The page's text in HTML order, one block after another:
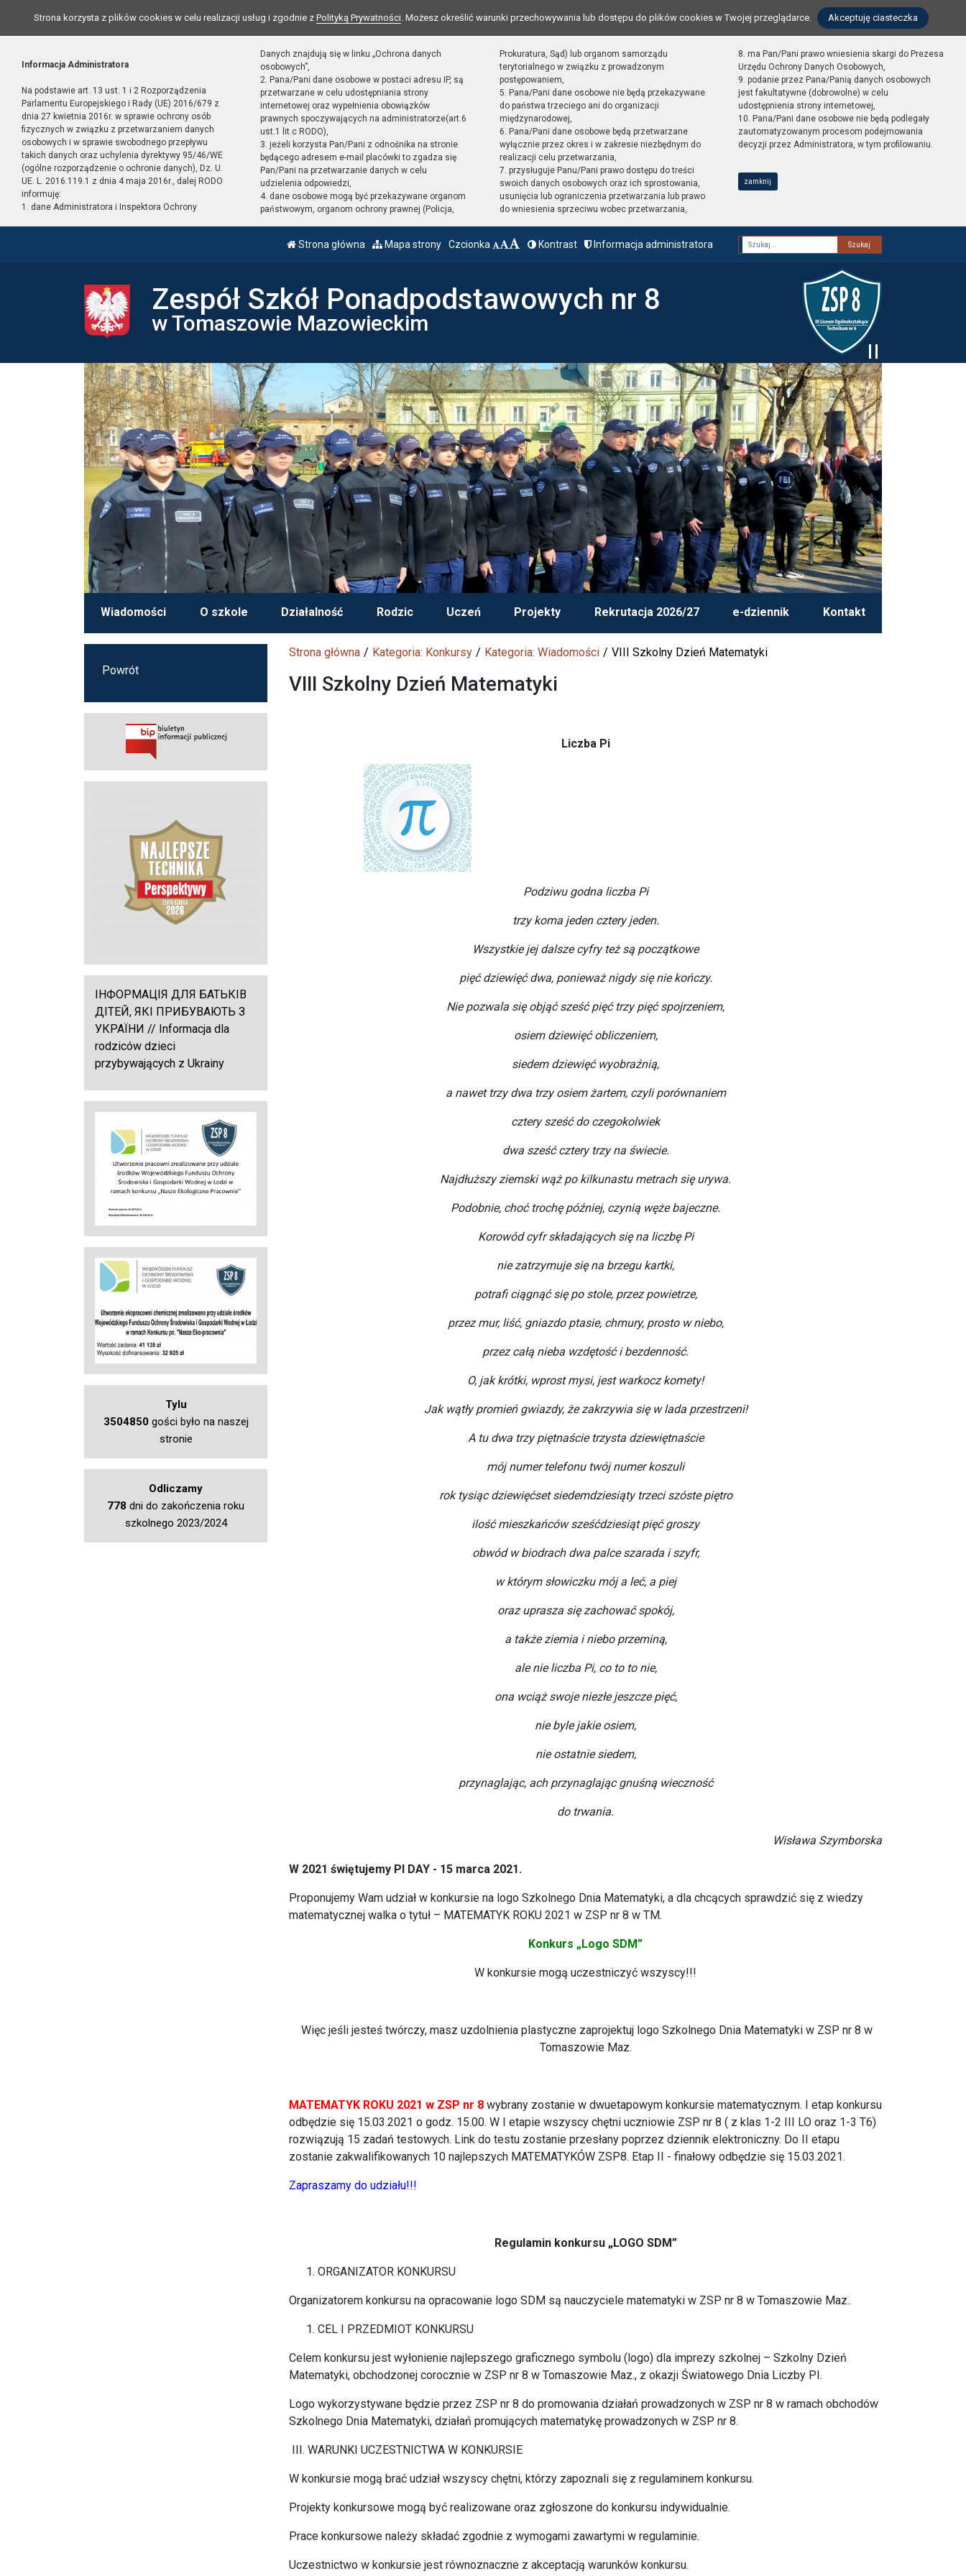
Strona korzysta z plików cookies w celu realizacji usług i zgodnie z Polityką Prywatności. Możesz określić warunki przechowywania lub dostępu do plików cookies w Twojej przeglądarce. Akceptuję ciasteczka
Informacja Administratora
Na podstawie art. 13 ust. 1 i 2 Rozporządzenia
Parlamentu Europejskiego i Rady (UE) 2016/679 z
dnia 27 kwietnia 2016r. w sprawie ochrony osób
fizycznych w związku z przetwarzaniem danych
osobowych i w sprawie swobodnego przepływu
takich danych oraz uchylenia dyrektywy 95/46/WE
(ogólne rozporządzenie o ochronie danych), Dz. U.
UE. L. 2016.119.1 z dnia 4 maja 2016r., dalej RODO
informuję:
1. dane Administratora i Inspektora Ochrony
Danych znajdują się w linku „Ochrona danych
osobowych”,
2. Pana/Pani dane osobowe w postaci adresu IP, są
przetwarzane w celu udostępniania strony
internetowej oraz wypełnienia obowiązków
prawnych spoczywających na administratorze(art.6
ust.1 lit.c RODO),
3. jeżeli korzysta Pan/Pani z odnośnika na stronie
będącego adresem e-mail placówki to zgadza się
Pan/Pani na przetwarzanie danych w celu
udzielenia odpowiedzi,
4. dane osobowe mogą być przekazywane organom
państwowym, organom ochrony prawnej (Policja,
Prokuratura, Sąd) lub organom samorządu
terytorialnego w związku z prowadzonym
postępowaniem,
5. Pana/Pani dane osobowe nie będą przekazywane
do państwa trzeciego ani do organizacji
międzynarodowej,
6. Pana/Pani dane osobowe będą przetwarzane
wyłącznie przez okres i w zakresie niezbędnym do
realizacji celu przetwarzania,
7. przysługuje Panu/Pani prawo dostępu do treści
swoich danych osobowych oraz ich sprostowania,
usunięcia lub ograniczenia przetwarzania lub prawo
do wniesienia sprzeciwu wobec przetwarzania,
8. ma Pan/Pani prawo wniesienia skargi do Prezesa
Urzędu Ochrony Danych Osobowych,
9. podanie przez Pana/Panią danych osobowych
jest fakultatywne (dobrowolne) w celu
udostępnienia strony internetowej,
10. Pana/Pani dane osobowe nie będą podlegały
zautomatyzowanym procesom podejmowania
decyzji przez Administratora, w tym profilowaniu.
zamknij
Strona główna Mapa strony Czcionka Kontrast Informacja administratora
Fraza
Zespół Szkół Ponadpodstawowych nr 8
w Tomaszowie Mazowieckim
Wiadomości O szkole Działalność Rodzic Uczeń Projekty Rekrutacja 2026/27 e-dziennik Kontakt
Strona główna Kategoria: Konkursy Kategoria: Wiadomości VIII Szkolny Dzień Matematyki
VIII Szkolny Dzień Matematyki
Liczba Pi
Podziwu godna liczba Pi
trzy koma jeden cztery jeden.
Wszystkie jej dalsze cyfry też są początkowe
pięć dziewięć dwa, ponieważ nigdy się nie kończy.
Nie pozwala się objąć sześć pięć trzy pięć spojrzeniem,
osiem dziewięć obliczeniem,
siedem dziewięć wyobraźnią,
a nawet trzy dwa trzy osiem żartem, czyli porównaniem
cztery sześć do czegokolwiek
dwa sześć cztery trzy na świecie.
Najdłuższy ziemski wąż po kilkunastu metrach się urywa.
Podobnie, choć trochę później, czynią węże bajeczne.
Korowód cyfr składających się na liczbę Pi
nie zatrzymuje się na brzegu kartki,
potrafi ciągnąć się po stole, przez powietrze,
przez mur, liść, gniazdo ptasie, chmury, prosto w niebo,
przez całą nieba wzdętość i bezdenność.
O, jak krótki, wprost mysi, jest warkocz komety!
Jak wątły promień gwiazdy, że zakrzywia się w lada przestrzeni!
A tu dwa trzy piętnaście trzysta dziewiętnaście
mój numer telefonu twój numer koszuli
rok tysiąc dziewięćset siedemdziesiąty trzeci szóste piętro
ilość mieszkańców sześćdziesiąt pięć groszy
obwód w biodrach dwa palce szarada i szyfr,
w którym słowiczku mój a leć, a piej
oraz uprasza się zachować spokój,
a także ziemia i niebo przeminą,
ale nie liczba Pi, co to to nie,
ona wciąż swoje niezłe jeszcze pięć,
nie byle jakie osiem,
nie ostatnie siedem,
przynaglając, ach przynaglając gnuśną wieczność
do trwania.
Wisława Szymborska
W 2021 świętujemy PI DAY - 15 marca 2021.
Proponujemy Wam udział w konkursie na logo Szkolnego Dnia Matematyki, a dla chcących sprawdzić się z wiedzy
matematycznej walka o tytuł – MATEMATYK ROKU 2021 w ZSP nr 8 w TM.
Konkurs „Logo SDM”
W konkursie mogą uczestniczyć wszyscy!!!
Więc jeśli jesteś twórczy, masz uzdolnienia plastyczne zaprojektuj logo Szkolnego Dnia Matematyki w ZSP nr 8 w
Tomaszowie Maz.
MATEMATYK ROKU 2021 w ZSP nr 8 wybrany zostanie w dwuetapowym konkursie matematycznym. I etap konkursu
odbędzie się 15.03.2021 o godz. 15.00. W I etapie wszyscy chętni uczniowie ZSP nr 8 ( z klas 1-2 III LO oraz 1-3 T6)
rozwiązują 15 zadań testowych. Link do testu zostanie przesłany poprzez dziennik elektroniczny. Do II etapu
zostanie zakwalifikowanych 10 najlepszych MATEMATYKÓW ZSP8. Etap II - finałowy odbędzie się 15.03.2021.
Zapraszamy do udziału!!!
Regulamin konkursu „LOGO SDM”
ORGANIZATOR KONKURSU
Organizatorem konkursu na opracowanie logo SDM są nauczyciele matematyki w ZSP nr 8 w Tomaszowie Maz..
CEL I PRZEDMIOT KONKURSU
Celem konkursu jest wyłonienie najlepszego graficznego symbolu (logo) dla imprezy szkolnej – Szkolny Dzień
Matematyki, obchodzonej corocznie w ZSP nr 8 w Tomaszowie Maz., z okazji Światowego Dnia Liczby PI.
Logo wykorzystywane będzie przez ZSP nr 8 do promowania działań prowadzonych w ZSP nr 8 w ramach obchodów
Szkolnego Dnia Matematyki, działań promujących matematykę prowadzonych w ZSP nr 8.
III. WARUNKI UCZESTNICTWA W KONKURSIE
W konkursie mogą brać udział wszyscy chętni, którzy zapoznali się z regulaminem konkursu.
Projekty konkursowe mogą być realizowane oraz zgłoszone do konkursu indywidualnie.
Prace konkursowe należy składać zgodnie z wymogami zawartymi w regulaminie.
Uczestnictwo w konkursie jest równoznaczne z akceptacją warunków konkursu.
Powrót
ІНФОРМАЦІЯ ДЛЯ БАТЬКІВ
ДІТЕЙ, ЯКІ ПРИБУВАЮТЬ З
УКРАЇНИ // Informacja dla
rodziców dzieci
przybywających z Ukrainy
Tylu
3504850gości było na naszej
stronie
Odliczamy
778 dni do zakończenia roku
szkolnego 2023/2024